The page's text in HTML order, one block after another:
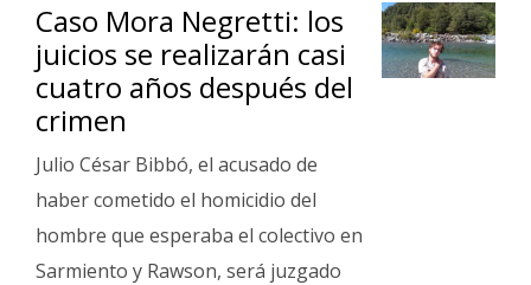
Caso Mora Negretti: los
juicios se realizarán casi
cuatro años después del
crimen
Julio César Bibbó, el acusado de
haber cometido el homicidio del
hombre que esperaba el colectivo en
Sarmiento y Rawson, será juzgado